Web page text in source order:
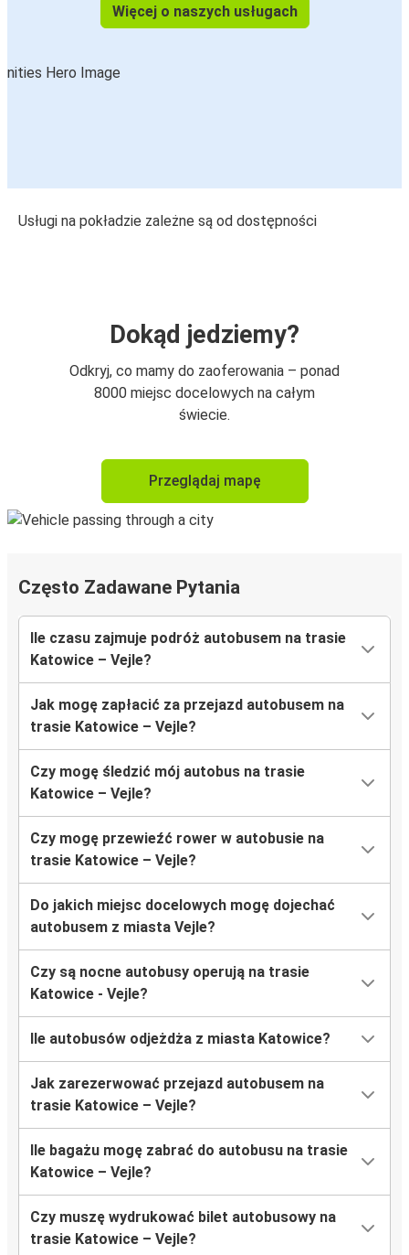
Więcej o naszych usługach
Usługi na pokładzie zależne są od dostępności
Dokąd jedziemy?
Odkryj, co mamy do zaoferowania – ponad
8000 miejsc docelowych na całym
świecie.
Przeglądaj mapę
Często Zadawane Pytania
Ile czasu zajmuje podróż autobusem na trasie
Katowice – Vejle?
Jak mogę zapłacić za przejazd autobusem na
trasie Katowice – Vejle?
Czy mogę śledzić mój autobus na trasie
Katowice – Vejle?
Czy mogę przewieźć rower w autobusie na
trasie Katowice – Vejle?
Do jakich miejsc docelowych mogę dojechać
autobusem z miasta Vejle?
Czy są nocne autobusy operują na trasie
Katowice - Vejle?
Ile autobusów odjeżdża z miasta Katowice?
Jak zarezerwować przejazd autobusem na
trasie Katowice – Vejle?
Ile bagażu mogę zabrać do autobusu na trasie
Katowice – Vejle?
Czy muszę wydrukować bilet autobusowy na
trasie Katowice – Vejle?